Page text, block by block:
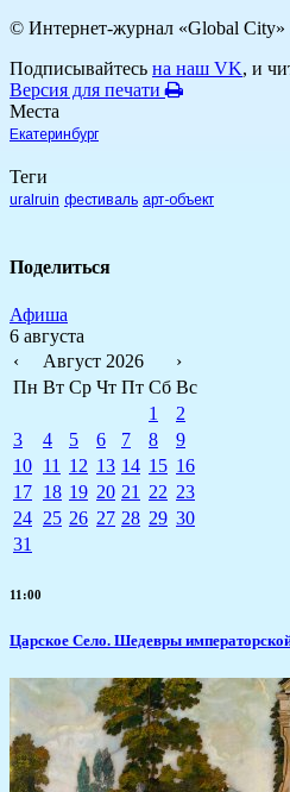
© Интернет-журнал «Global City»
Подписывайтесь на наш VK, и
Версия для печати
Места
Екатеринбург
Теги
uralruin фестиваль арт-объект
Поделиться
Афиша
6 августа
‹
Август 2026
›
Пн Вт Ср Чт Пт Сб Вс
1
2
3
4 5 6 7 8
9
10 11 12 13 14 15 16
17 18 19 20 21 22 23
24 25 26 27 28 29 30
31
11:00
Царское Село. Шедевры